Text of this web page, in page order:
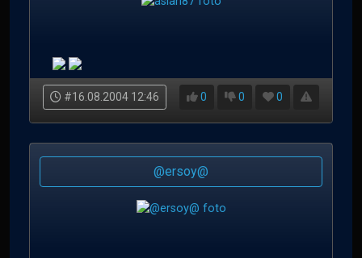
#16.08.2004 12:46 0 0 0
@ersoy@